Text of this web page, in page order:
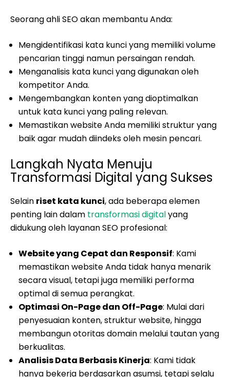
Seorang ahli SEO akan membantu Anda:
Mengidentifikasi kata kunci yang memiliki volume
pencarian tinggi namun persaingan rendah.
Menganalisis kata kunci yang digunakan oleh
kompetitor Anda.
Mengembangkan konten yang dioptimalkan
untuk kata kunci yang paling relevan.
Memastikan website Anda memiliki struktur yang
baik agar mudah diindeks oleh mesin pencari.
Langkah Nyata Menuju
Transformasi Digital yang Sukses
Selain riset kata kunci, ada beberapa elemen
penting lain dalam transformasi digitalyang
didukung oleh layanan SEO profesional:
Website yang Cepat dan Responsif: Kami
memastikan website Anda tidak hanya menarik
secara visual, tetapi juga memiliki performa
optimal di semua perangkat.
Optimasi On-Page dan Off-Page: Mulai dari
penyesuaian konten, struktur website, hingga
membangun otoritas domain melalui tautan yang
berkualitas.
Analisis Data Berbasis Kinerja: Kami tidak
hanya bekerja berdasarkan asumsi, tetapi selalu